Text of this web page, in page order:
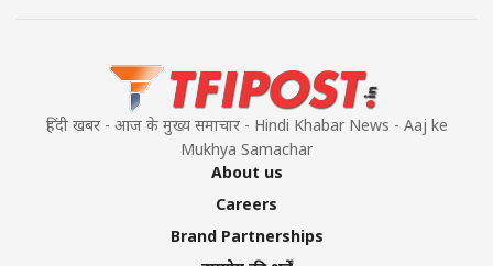
हिंदी खबर - आज के मुख्य समाचार - Hindi Khabar News - Aaj ke
Mukhya Samachar
About us
Careers
Brand Partnerships